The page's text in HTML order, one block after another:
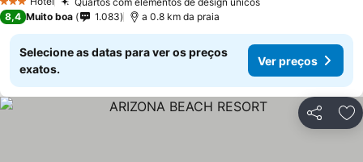
3 Estrelas
8,4 Muito boa 1.083 a 0.8 km da praia
Selecione as datas para ver os preços
exatos.
Ver preços
Partilhar